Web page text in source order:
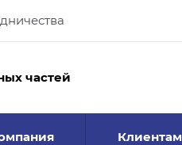
частей
Клиентам